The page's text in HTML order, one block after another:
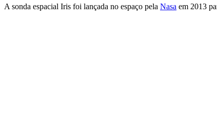
A sonda espacial Iris foi lançada no espaço pela Nasa em 2013